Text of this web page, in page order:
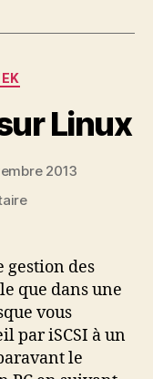
Linux
2013
sur
iSCSI
Linux
gestion des
que dans une
vous
par iSCSI à un
le